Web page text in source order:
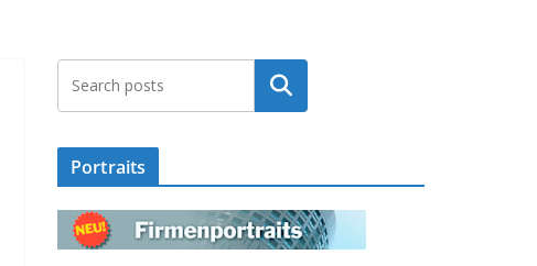
Suchen
Portraits